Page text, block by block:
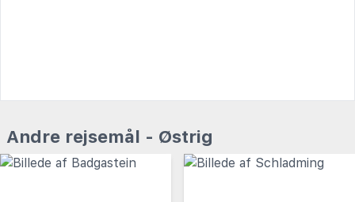
Andre rejsemål - Østrig